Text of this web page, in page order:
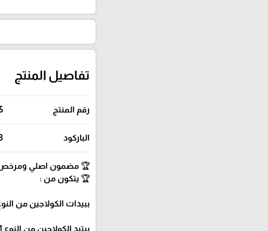
تفاصيل المنتج
رقم المنتج
الباركود
🏆 مضمون اصلي ومرخص
🏆 يتكون من :
ببيدات الكولاجين من النوع 1 & 3 (أصل
ببتيد الكولاجين من النوع 1 & 3 (مصدر الأسماك).